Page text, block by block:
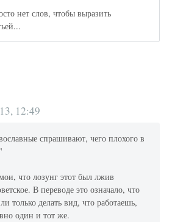
нет слов, чтобы выразить
12:49
спрашивают, чего плохого в
что лозунг этот был лжив
В переводе это означало, что
только делать вид, что работаешь,
один и тот же.